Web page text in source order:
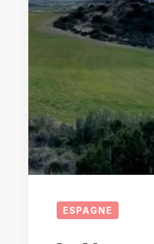
ESPAGNE